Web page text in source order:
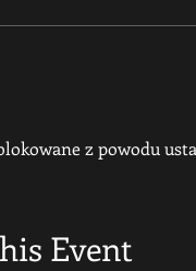
z powodu
Event